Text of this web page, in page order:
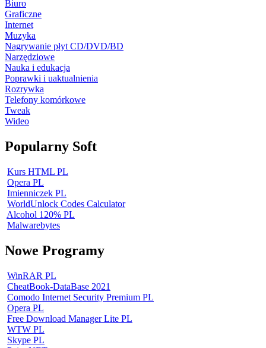
Biuro
Graficzne
Internet
Muzyka
Nagrywanie płyt CD/DVD/BD
Narzędziowe
Nauka i edukacja
Poprawki i uaktualnienia
Rozrywka
Telefony komórkowe
Tweak
Wideo
Popularny Soft
Kurs HTML PL
Opera PL
Imienniczek PL
WorldUnlock Codes Calculator
Alcohol 120% PL
Malwarebytes
Nowe Programy
WinRAR PL
CheatBook-DataBase 2021
Comodo Internet Security Premium PL
Opera PL
Free Download Manager Lite PL
WTW PL
Skype PL